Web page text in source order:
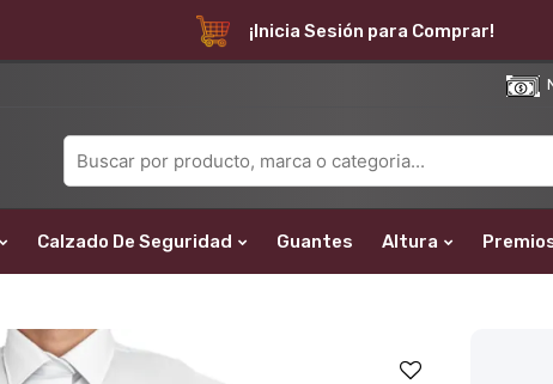
¡Inicia Sesión para Comprar!
Calzado De Seguridad Guantes Altura